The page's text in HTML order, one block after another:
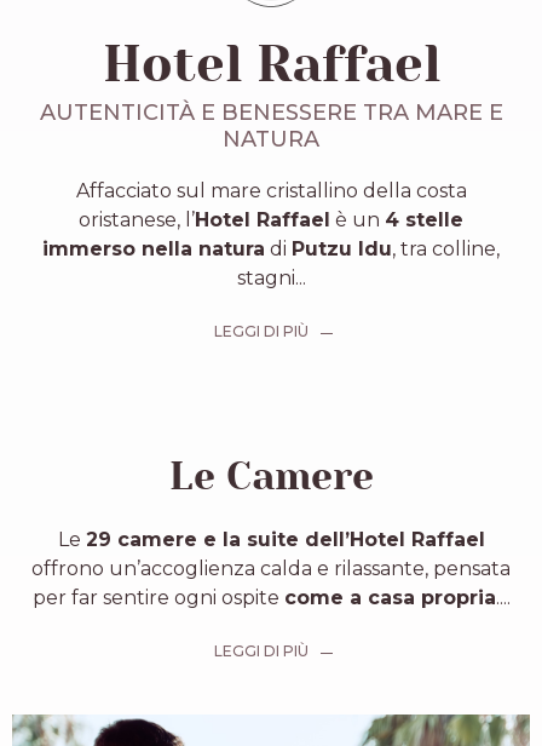
Hotel Raffael
AUTENTICITÀ E BENESSERE TRA MARE E
NATURA
Affacciato sul mare cristallino della costa
oristanese, l’Hotel Raffael è un 4 stelle
immerso nella natura di Putzu Idu, tra colline,
stagni...
LEGGI DI PIÙ
Le Camere
Le 29 camere e la suite dell’Hotel Raffael
offrono un’accoglienza calda e rilassante, pensata
per far sentire ogni ospite come a casa propria....
LEGGI DI PIÙ